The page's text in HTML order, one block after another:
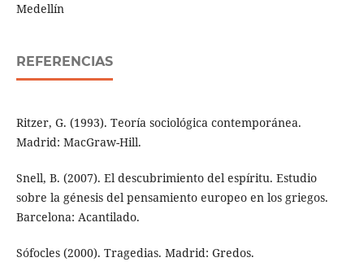
Medellín
REFERENCIAS
Ritzer, G. (1993). Teoría sociológica contemporánea.
Madrid: MacGraw-Hill.
Snell, B. (2007). El descubrimiento del espíritu. Estudio
sobre la génesis del pensamiento europeo en los griegos.
Barcelona: Acantilado.
Sófocles (2000). Tragedias. Madrid: Gredos.